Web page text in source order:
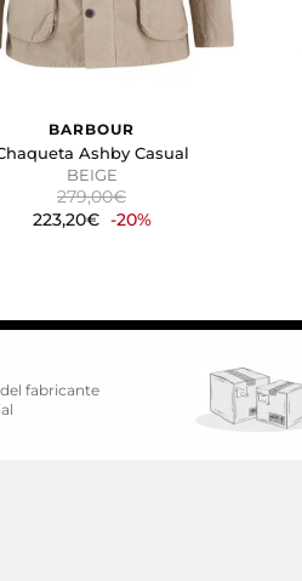
BARBOUR
Ashby Casual
BEIGE
279,00€
223,20€ -20%
fabricante